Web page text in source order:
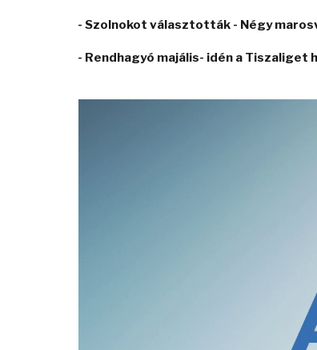
- Szolnokot választották - Négy
- Rendhagyó majális- idén a